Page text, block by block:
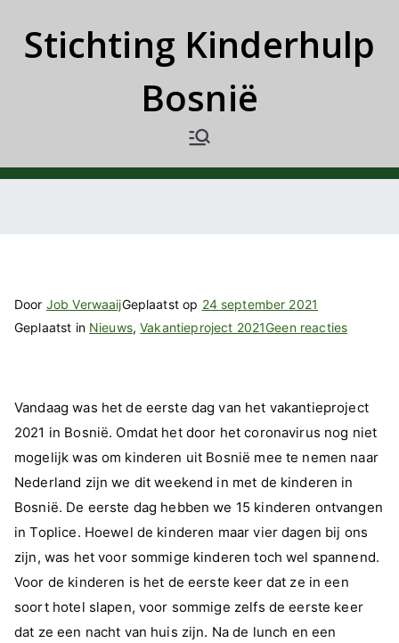
naarStichting Kinderhulp
Bosnië
Door Job VerwaaijGeplaatst op 24 september 2021
Geplaatst in Nieuws,Vakantieproject 2021Geen reactiesop
met
de
kinderen
in
Toplice
Vandaag was het de eerste dag van het vakantieproject
2021 in Bosnië. Omdat het door het coronavirus nog niet
mogelijk was om kinderen uit Bosnië mee te nemen naar
Nederland zijn we dit weekend in met de kinderen in
Bosnië. De eerste dag hebben we 15 kinderen ontvangen
in Toplice. Hoewel de kinderen maar vier dagen bij ons
zijn, was het voor sommige kinderen toch wel spannend.
Voor de kinderen is het de eerste keer dat ze in een
soort hotel slapen, voor sommige zelfs de eerste keer
dat ze een nacht van huis zijn. Na de lunch en een